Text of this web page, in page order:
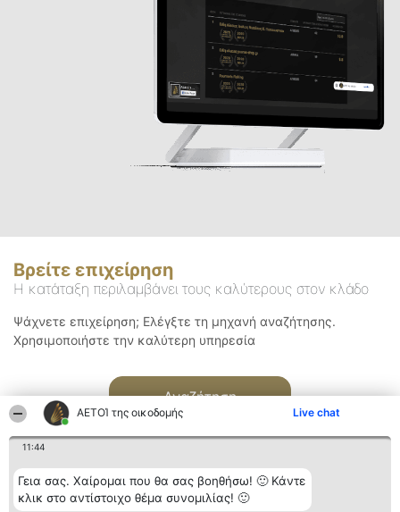
ΑΕΤΟΊ της οικοδομής Live chat
11:44
Γεια σας. Χαίρομαι που θα σας βοηθήσω! 🙂 Κάντε
κλικ στο αντίστοιχο θέμα συνομιλίας! 🙂
Βρείτε επιχείρηση
Η κατάταξη περιλαμβάνει τους καλύτερους στον κλάδο
Ψάχνετε επιχείρηση; Ελέγξτε τη μηχανή αναζήτησης.
Χρησιμοποιήστε την καλύτερη υπηρεσία
Αναζήτηση